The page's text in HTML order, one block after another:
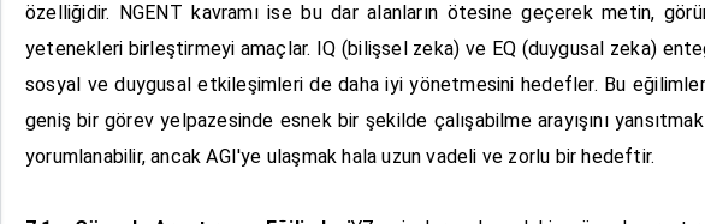
özelliğidir. NGENT kavramı ise bu dar alanların ötesine geçerek metin,
yetenekleri birleştirmeyi amaçlar. IQ (bilişsel zeka) ve EQ (duygusal zeka)
sosyal ve duygusal etkileşimleri de daha iyi yönetmesini hedefler. Bu
geniş bir görev yelpazesinde esnek bir şekilde çalışabilme arayışını
yorumlanabilir, ancak AGI'ye ulaşmak hala uzun vadeli ve zorlu bir hedeftir.